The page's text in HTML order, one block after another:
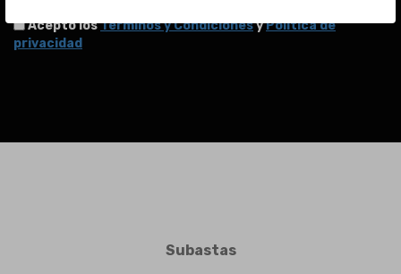
Acepto losTérminos y CondicionesyPolítica de
privacidad
Subastas